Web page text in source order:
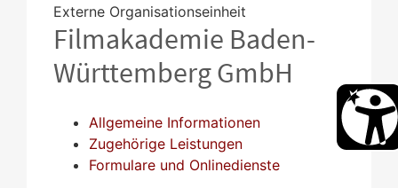
Externe Organisationseinheit
Filmakademie Baden-
Württemberg GmbH
Allgemeine Informationen
Zugehörige Leistungen
Formulare und Onlinedienste